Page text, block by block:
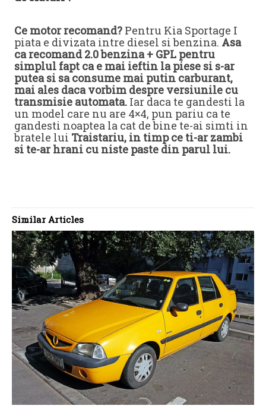
Ce motor recomand? Pentru Kia Sportage I
piata e divizata intre diesel si benzina. Asa
ca recomand 2.0 benzina + GPL pentru
simplul fapt ca e mai ieftin la piese si s-ar
putea si sa consume mai putin carburant,
mai ales daca vorbim despre versiunile cu
transmisie automata. Iar daca te gandesti la
un model care nu are 4×4, pun pariu ca te
gandesti noaptea la cat de bine te-ai simti in
bratele lui Traistariu, in timp ce ti-ar zambi
si te-ar hrani cu niste paste din parul lui.
Similar Articles